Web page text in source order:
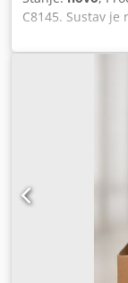
C8145. Sustav
druge Atalink na